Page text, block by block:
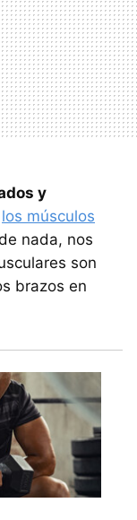
y
los músculos
nada, nos
son
brazos en